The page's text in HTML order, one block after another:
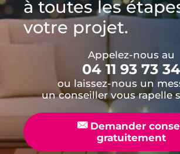
à toutes les
votre projet.
Appelez-nous au
04 11 93 73 34
ou laissez-nous un
un conseiller vous rapelle
📧Demander
gratuitement